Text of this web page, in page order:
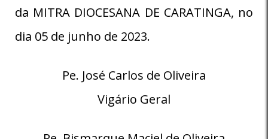
da MITRA DIOCESANA DE CARATINGA, no
dia 05 de junho de 2023.
Pe. José Carlos de Oliveira
Vigário Geral